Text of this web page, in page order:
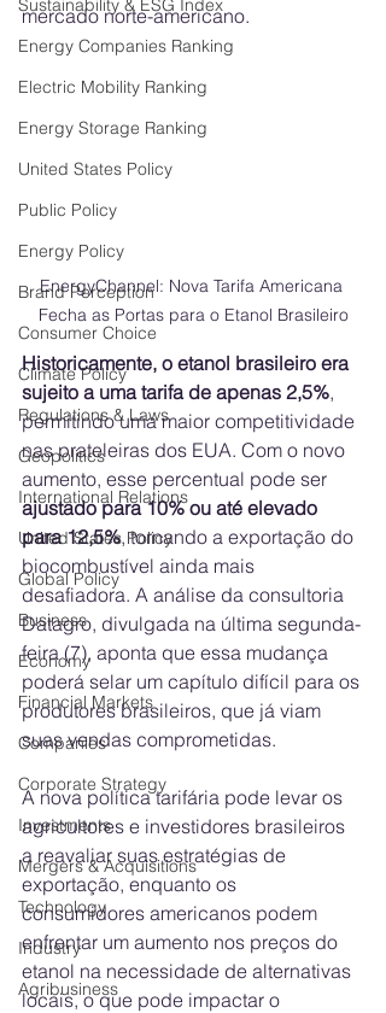
Sustainability & ESG Index
Energy Companies Ranking
Electric Mobility Ranking
Energy Storage Ranking
United States Policy
Public Policy
Energy Policy
Brand Perception
Consumer Choice
Climate Policy
Regulations & Laws
Geopolitics
International Relations
United States Policy
Global Policy
Business
Economy
Financial Markets
Companies
Corporate Strategy
Investments
Mergers & Acquisitions
Technology
Industry
Agribusiness
mercado norte-americano.
EnergyChannel: Nova Tarifa Americana
Fecha as Portas para o Etanol Brasileiro
Historicamente, o etanol brasileiro era
sujeito a uma tarifa de apenas 2,5%,
permitindo uma maior competitividade
nas prateleiras dos EUA. Com o novo
aumento, esse percentual pode ser
ajustado para 10% ou até elevado
para 12,5%, tornando a exportação do
biocombustível ainda mais
desafiadora. A análise da consultoria
Datagro, divulgada na última segunda-
feira (7), aponta que essa mudança
poderá selar um capítulo difícil para os
produtores brasileiros, que já viam
suas vendas comprometidas.
A nova política tarifária pode levar os
agricultores e investidores brasileiros
a reavaliar suas estratégias de
exportação, enquanto os
consumidores americanos podem
enfrentar um aumento nos preços do
etanol na necessidade de alternativas
locais, o que pode impactar o